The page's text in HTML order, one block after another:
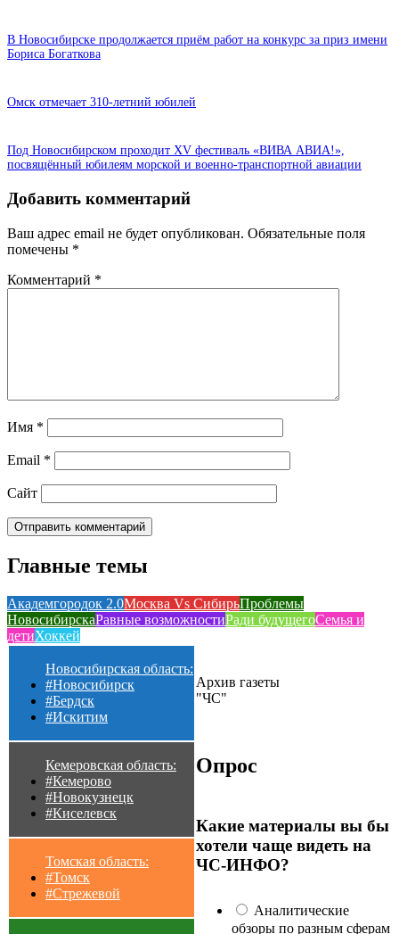
В Новосибирске продолжается приём работ на конкурс за приз имени
Бориса Богаткова
Омск отмечает 310-летний юбилей
Под Новосибирском проходит XV фестиваль «ВИВА АВИА!»,
посвящённый юбилеям морской и военно-транспортной авиации
Добавить комментарий
Ваш адрес email не будет опубликован. Обязательные поля
помечены *
Комментарий *
Имя *
Email *
Сайт
Главные темы
Академгородок 2.0Москва Vs СибирьПроблемы
НовосибирскаРавные возможностиРади будущегоСемья и
детиХоккей
Новосибирская область:
#Новосибирск
#Бердск
#Искитим
Кемеровская область:
#Кемерово
#Новокузнецк
#Киселевск
Томская область:
#Томск
#Стрежевой
Архив газеты
"ЧС"
Опрос
Какие материалы вы бы
хотели чаще видеть на
ЧС-ИНФО?
Аналитические
обзоры по разным сферам